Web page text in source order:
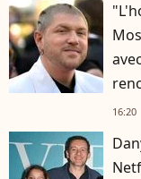
16:20